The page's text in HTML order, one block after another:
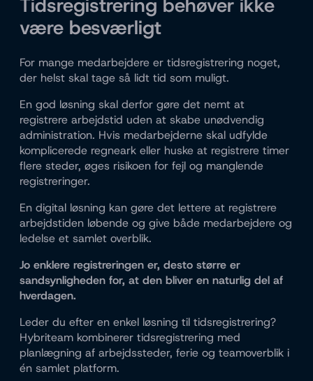
Tidsregistrering behøver ikke
være besværligt
For mange medarbejdere er tidsregistrering noget,
der helst skal tage så lidt tid som muligt.
En god løsning skal derfor gøre det nemt at
registrere arbejdstid uden at skabe unødvendig
administration. Hvis medarbejderne skal udfylde
komplicerede regneark eller huske at registrere timer
flere steder, øges risikoen for fejl og manglende
registreringer.
En digital løsning kan gøre det lettere at registrere
arbejdstiden løbende og give både medarbejdere og
ledelse et samlet overblik.
Jo enklere registreringen er, desto større er
sandsynligheden for, at den bliver en naturlig del af
hverdagen.
Leder du efter en enkel løsning til tidsregistrering?
Hybriteam kombinerer tidsregistrering med
planlægning af arbejdssteder, ferie og teamoverblik i
én samlet platform.